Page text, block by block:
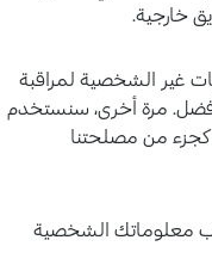
خارجية.
غير الشخصية لمراقبة
أفضل. مرة أخرى، سنستخدم
من مصلحتنا
معلوماتك الشخصية